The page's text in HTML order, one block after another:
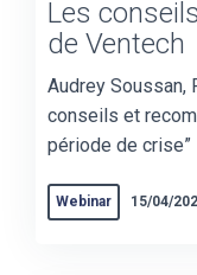
Les
de Ventech
Audrey Soussan,
conseils et
période de crise”
Webinar 15/04/